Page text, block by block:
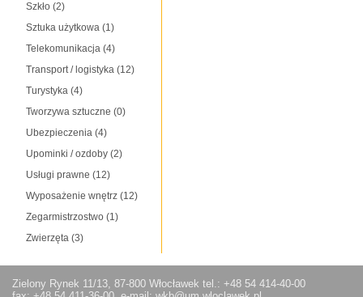
Szkło (2)
Sztuka użytkowa (1)
Telekomunikacja (4)
Transport / logistyka (12)
Turystyka (4)
Tworzywa sztuczne (0)
Ubezpieczenia (4)
Upominki / ozdoby (2)
Usługi prawne (12)
Wyposażenie wnętrz (12)
Zegarmistrzostwo (1)
Zwierzęta (3)
Zielony Rynek 11/13, 87-800 Włocławek tel.: +48 54 414-40-00